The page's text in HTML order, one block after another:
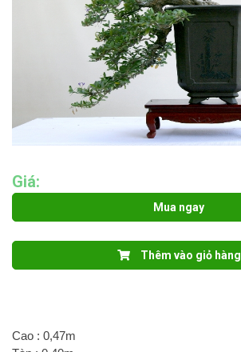
Giá:
Mua ngay
Thêm vào giỏ hàng
Cao : 0,47m